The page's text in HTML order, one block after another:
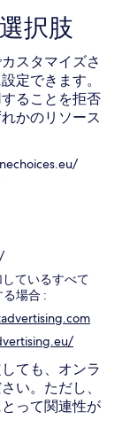
択肢
スタマイズさ
定できます。
ることを拒否
かのリソース
ているすべて
場合 :
ても、オンラ
い。ただし、
って関連性が